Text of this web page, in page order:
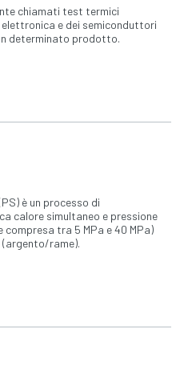
chiamati test termici
e dei semiconduttori
determinato prodotto.
è un processo di
calore simultaneo e pressione
tra 5 MPa e 40 MPa)
rame).